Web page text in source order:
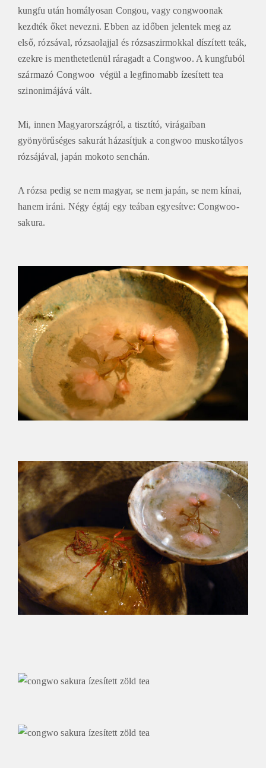
kungfu után homályosan Congou, vagy congwoonak
kezdték őket nevezni. Ebben az időben jelentek meg az
első, rózsával, rózsaolajjal és rózsaszirmokkal díszített teák,
ezekre is menthetetlenül ráragadt a Congwoo. A kungfuból
származó Congwoo végül a legfinomabb ízesített tea
szinonimájává vált.
Mi, innen Magyarországról, a tisztító, virágaiban
gyönyörűséges sakurát házasítjuk a congwoo muskotályos
rózsájával, japán mokoto senchán.
A rózsa pedig se nem magyar, se nem japán, se nem kínai,
hanem iráni. Négy égtáj egy teában egyesítve: Congwoo-
sakura.